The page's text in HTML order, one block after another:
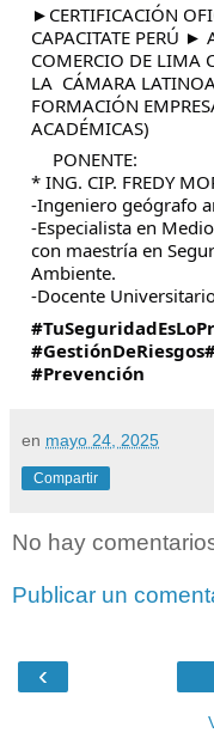
►CERTIFICACIÓN
CAPACITATE PERÚ ►
COMERCIO DE LIMA
LA CÁMARA
FORMACIÓN
ACADÉMICAS)
PONENTE:
* ING. CIP. FREDY
-Ingeniero geógrafo
-Especialista en
con maestría en
Ambiente.
-Docente
#GestiónDeRiesgos
#Prevención
en mayo 24, 2025
Compartir
No hay
Publicar un
‹